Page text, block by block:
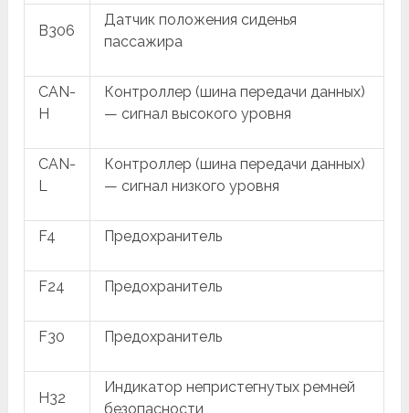
B306
Датчик положения сиденья
пассажира
CAN-
H
Контроллер (шина передачи данных)
— сигнал высокого уровня
CAN-
L
Контроллер (шина передачи данных)
— сигнал низкого уровня
F4 Предохранитель
F24 Предохранитель
F30 Предохранитель
H32
Индикатор непристегнутых ремней
безопасности